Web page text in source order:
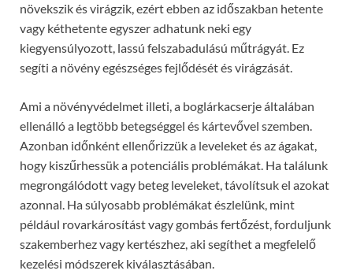
növekszik és virágzik, ezért ebben az időszakban hetente
vagy kéthetente egyszer adhatunk neki egy
kiegyensúlyozott, lassú felszabadulású műtrágyát. Ez
segíti a növény egészséges fejlődését és virágzását.
Ami a növényvédelmet illeti, a boglárkacserje általában
ellenálló a legtöbb betegséggel és kártevővel szemben.
Azonban időnként ellenőrizzük a leveleket és az ágakat,
hogy kiszűrhessük a potenciális problémákat. Ha találunk
megrongálódott vagy beteg leveleket, távolítsuk el azokat
azonnal. Ha súlyosabb problémákat észlelünk, mint
például rovarkárosítást vagy gombás fertőzést, forduljunk
szakemberhez vagy kertészhez, aki segíthet a megfelelő
kezelési módszerek kiválasztásában.